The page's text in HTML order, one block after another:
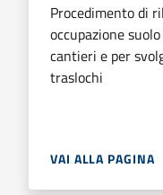
Procedimento di
occupazione
cantieri e per
traslochi
VAI ALLA PAGINA